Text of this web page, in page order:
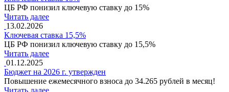
ЦБ РФ понизил ключевую ставку до 15%
Читать далее
13.02.2026
Ключевая ставка 15,5%
ЦБ РФ понизил ключевую ставку до 15,5%
Читать далее
01.12.2025
Бюджет на 2026 г. утвержден
Повышение ежемесячного взноса до 34.265 рублей в месяц!
Читать далее